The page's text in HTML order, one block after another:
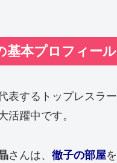
基本プロフィール
表するトップレスラ
活躍中です。
さんは、 徹子の部屋